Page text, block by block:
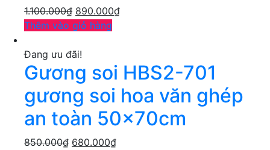
1.100.000₫ 890.000₫
Thêm vào giỏ hàng
Đang ưu đãi!
Gương soi HBS2-701
gương soi hoa văn ghép
an toàn 50x70cm
850.000₫ 680.000₫